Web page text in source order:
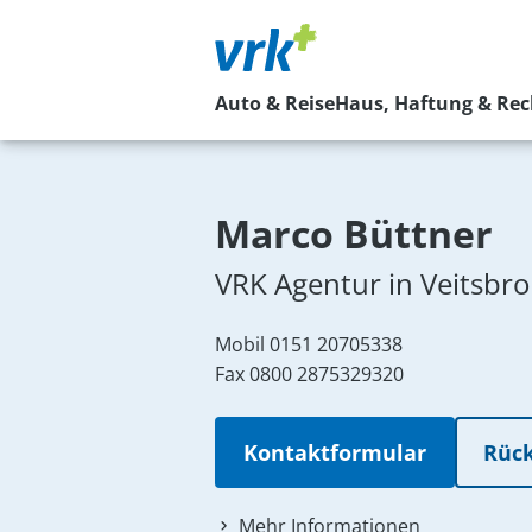
Auto & ReiseHaus, Haftung &
Marco Büttner
VRK Agentur in
Mobil 0151 20705338
Fax 0800 2875329320
Kontaktformular
Mehr Informationen